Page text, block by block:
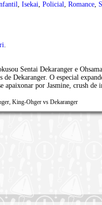
, Isekai, Policial, Romance,
.
Sentai Dekaranger e
Dekaranger. O especial
apaixonar por Jasmine, crush de
King-Ohger vs Dekaranger